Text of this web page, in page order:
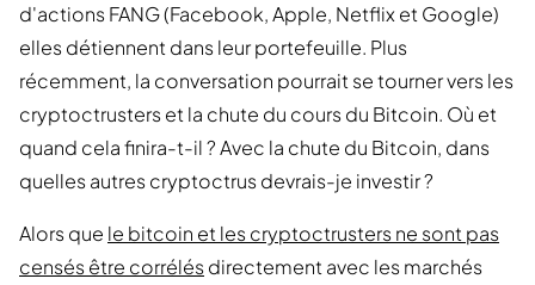
d'actions FANG (Facebook, Apple, Netflix et Google)
elles détiennent dans leur portefeuille. Plus
récemment, la conversation pourrait se tourner vers les
cryptoctrusters et la chute du cours du Bitcoin. Où et
quand cela finira-t-il ? Avec la chute du Bitcoin, dans
quelles autres cryptoctrus devrais-je investir ?
Alors que le bitcoin et les cryptoctrusters ne sont pas
censés être corrélésdirectement avec les marchés